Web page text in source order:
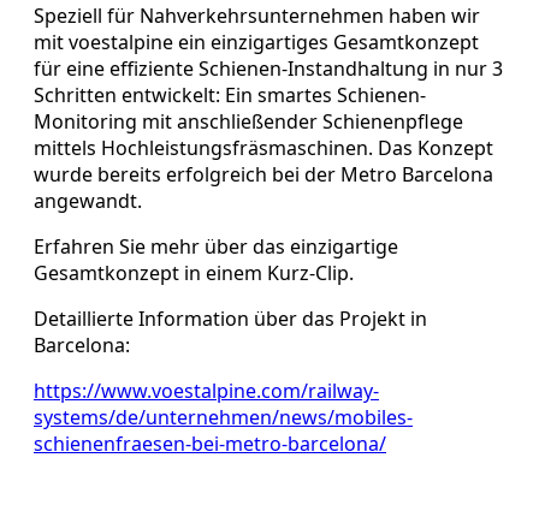
Speziell für Nahverkehrsunternehmen haben wir
mit voestalpine ein einzigartiges Gesamtkonzept
für eine effiziente Schienen-Instandhaltung in nur 3
Schritten entwickelt: Ein smartes Schienen-
Monitoring mit anschließender Schienenpflege
mittels Hochleistungsfräsmaschinen. Das Konzept
wurde bereits erfolgreich bei der Metro Barcelona
angewandt.
Erfahren Sie mehr über das einzigartige
Gesamtkonzept in einem Kurz-Clip.
Detaillierte Information über das Projekt in
Barcelona:
https://www.voestalpine.com/railway-
systems/de/unternehmen/news/mobiles-
schienenfraesen-bei-metro-barcelona/